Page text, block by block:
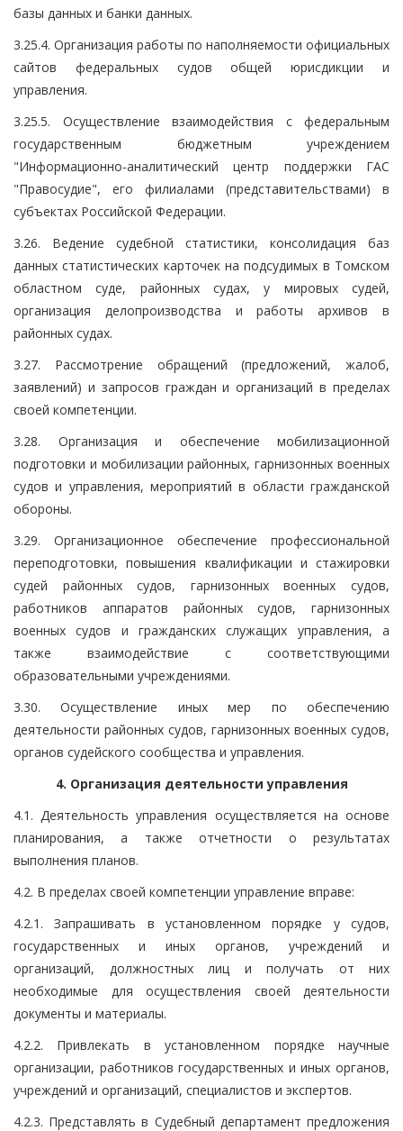
базы данных и банки данных.
3.25.4. Организация работы по наполняемости официальных
сайтов федеральных судов общей юрисдикции и
управления.
3.25.5. Осуществление взаимодействия с федеральным
государственным бюджетным учреждением
"Информационно-аналитический центр поддержки ГАС
"Правосудие", его филиалами (представительствами) в
субъектах Российской Федерации.
3.26. Ведение судебной статистики, консолидация баз
данных статистических карточек на подсудимых в Томском
областном суде, районных судах, у мировых судей,
организация делопроизводства и работы архивов в
районных судах.
3.27. Рассмотрение обращений (предложений, жалоб,
заявлений) и запросов граждан и организаций в пределах
своей компетенции.
3.28. Организация и обеспечение мобилизационной
подготовки и мобилизации районных, гарнизонных военных
судов и управления, мероприятий в области гражданской
обороны.
3.29. Организационное обеспечение профессиональной
переподготовки, повышения квалификации и стажировки
судей районных судов, гарнизонных военных судов,
работников аппаратов районных судов, гарнизонных
военных судов и гражданских служащих управления, а
также взаимодействие с соответствующими
образовательными учреждениями.
3.30. Осуществление иных мер по обеспечению
деятельности районных судов, гарнизонных военных судов,
органов судейского сообщества и управления.
4. Организация деятельности управления
4.1. Деятельность управления осуществляется на основе
планирования, а также отчетности о результатах
выполнения планов.
4.2. В пределах своей компетенции управление вправе:
4.2.1. Запрашивать в установленном порядке у судов,
государственных и иных органов, учреждений и
организаций, должностных лиц и получать от них
необходимые для осуществления своей деятельности
документы и материалы.
4.2.2. Привлекать в установленном порядке научные
организации, работников государственных и иных органов,
учреждений и организаций, специалистов и экспертов.
4.2.3. Представлять в Судебный департамент предложения